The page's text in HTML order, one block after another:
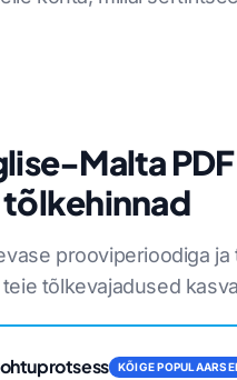
Malta PDF
tõlkehinnad
prooviperioodiga ja
tõlkevajadused
KÕIGE